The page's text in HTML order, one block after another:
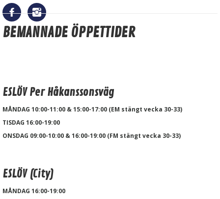
BEMANNADE ÖPPETTIDER
ESLÖV Per Håkanssonsväg
MÅNDAG 10:00-11:00 & 15:00-17:00 (EM stängt vecka 30-33)
TISDAG 16:00-19:00
ONSDAG 09:00-10:00 & 16:00-19:00 (FM stängt vecka 30-33)
ESLÖV (City)
MÅNDAG 16:00-19:00